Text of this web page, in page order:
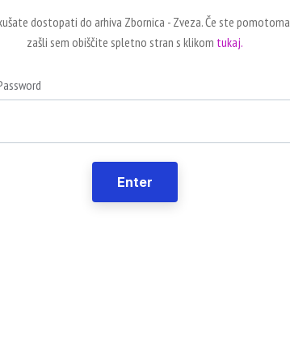
dostopati do arhiva Zbornica - Zveza. Če ste pomotoma
zašli sem obiščite spletno stran s klikom tukaj.
Enter